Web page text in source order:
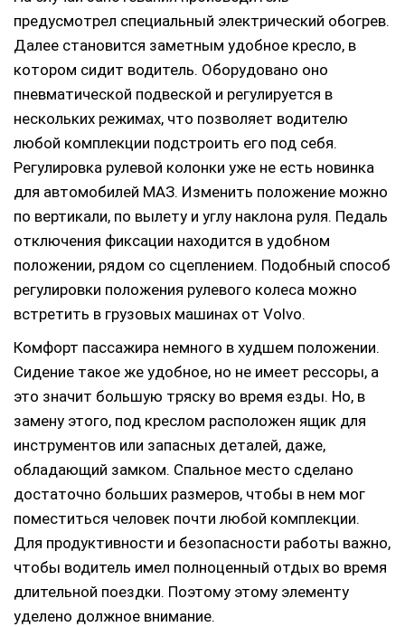
предусмотрел специальный электрический обогрев.
Далее становится заметным удобное кресло, в
котором сидит водитель. Оборудовано оно
пневматической подвеской и регулируется в
нескольких режимах, что позволяет водителю
любой комплекции подстроить его под себя.
Регулировка рулевой колонки уже не есть новинка
для автомобилей МАЗ. Изменить положение можно
по вертикали, по вылету и углу наклона руля. Педаль
отключения фиксации находится в удобном
положении, рядом со сцеплением. Подобный способ
регулировки положения рулевого колеса можно
встретить в грузовых машинах от Volvo.
Комфорт пассажира немного в худшем положении.
Сидение такое же удобное, но не имеет рессоры, а
это значит большую тряску во время езды. Но, в
замену этого, под креслом расположен ящик для
инструментов или запасных деталей, даже,
обладающий замком. Спальное место сделано
достаточно больших размеров, чтобы в нем мог
поместиться человек почти любой комплекции.
Для продуктивности и безопасности работы важно,
чтобы водитель имел полноценный отдых во время
длительной поездки. Поэтому этому элементу
уделено должное внимание.